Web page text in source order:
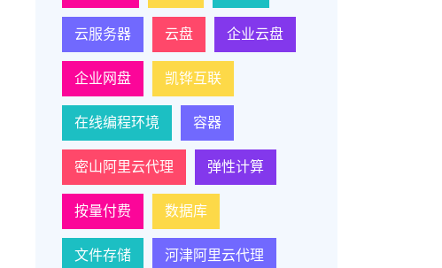
云服务器 云盘 企业云盘
企业网盘 凯铧互联
在线编程环境 容器
密山阿里云代理 弹性计算
按量付费 数据库
文件存储 河津阿里云代理